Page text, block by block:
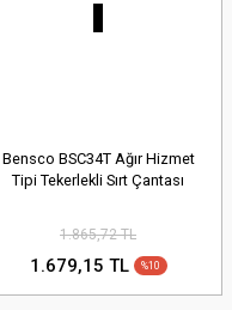
Bensco BSC34T Ağır Hizmet
Tipi Tekerlekli Sırt Çantası
1.865,72 TL
1.679,15 TL %10